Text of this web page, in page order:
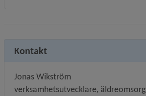
Kontakt
Jonas Wikström
verksamhetsutvecklare, äldreomsorg